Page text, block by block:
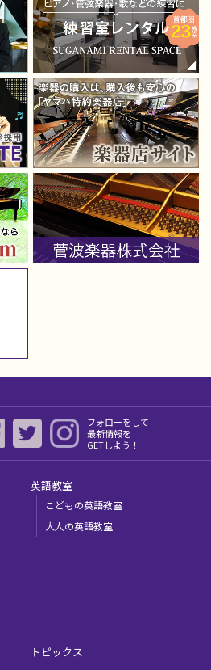
フォローをして
最新情報を
GETしよう！
英語教室
こどもの英語教室
大人の英語教室
トピックス